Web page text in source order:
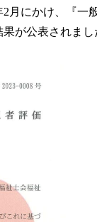
月にかけ、『一
が公表されまし